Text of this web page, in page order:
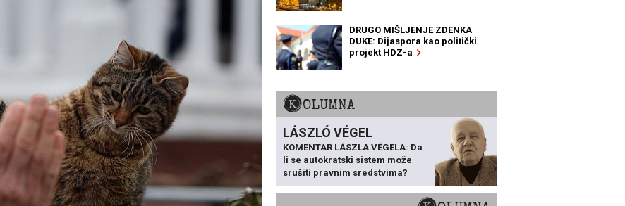
DRUGO MIŠLJENJE ZDENKA
DUKE: Dijaspora kao politički
projekt HDZ-a
KOLUMNA
LÁSZLÓ VÉGEL
KOMENTAR LÁSZLA VÉGELA: Da
li se autokratski sistem može
srušiti pravnim sredstvima?